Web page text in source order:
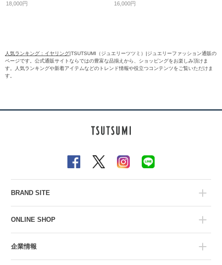
18,000円 16,000円
人気ランキング：イヤリング|TSUTSUMI（ジュエリーツツミ）|ジュエリーファッション通販の
ページです。公式通販サイトならではの豊富な品揃えから、ショッピングをお楽しみ頂けま
す。人気ランキングや新着アイテムなどのトレンド情報や役立つコンテンツをご覧いただけま
す。
BRAND SITE
ONLINE SHOP
企業情報